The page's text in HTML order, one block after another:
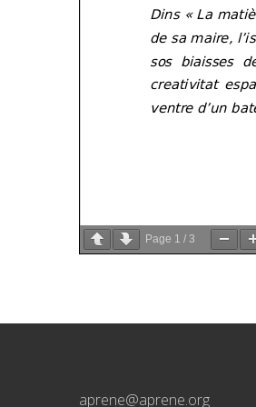
Page 1 / 3
aprene@aprene.org